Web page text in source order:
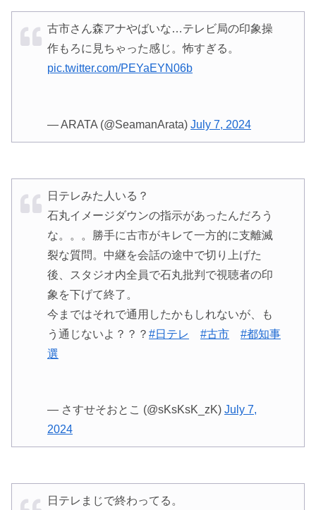
古市さん森アナやばいな…テレビ局の印象操
作もろに見ちゃった感じ。怖すぎる。
pic.twitter.com/PEYaEYN06b
— ARATA (@SeamanArata) July 7, 2024
日テレみた人いる？
石丸イメージダウンの指示があったんだろう
な。。。勝手に古市がキレて一方的に支離滅
裂な質問。中継を会話の途中で切り上げた
後、スタジオ内全員で石丸批判で視聴者の印
象を下げて終了。
今まではそれで通用したかもしれないが、も
う通じないよ？？？ #日テレ #古市
#都知事
選
— さすせそおとこ (@sKsKsK_zK) July 7,
2024
日テレまじで終わってる。